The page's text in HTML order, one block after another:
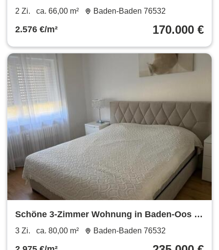
Eigentumswohung
2 Zi. ca. 66,00 m² Baden-Baden 76532
2.576 €/m² 170.000 €
Schöne 3-Zimmer Wohnung in Baden-Oos zu
verkaufen, ohne Makler!
3 Zi. ca. 80,00 m² Baden-Baden 76532